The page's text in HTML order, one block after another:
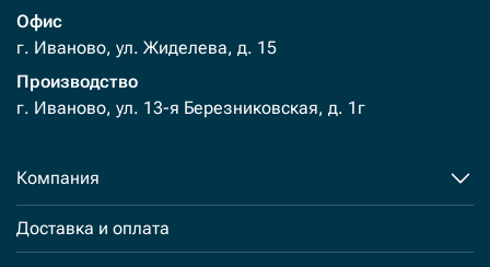
Офис
г. Иваново, ул. Жиделева, д. 15
Производство
г. Иваново, ул. 13-я Березниковская, д. 1г
Компания
Доставка и оплата